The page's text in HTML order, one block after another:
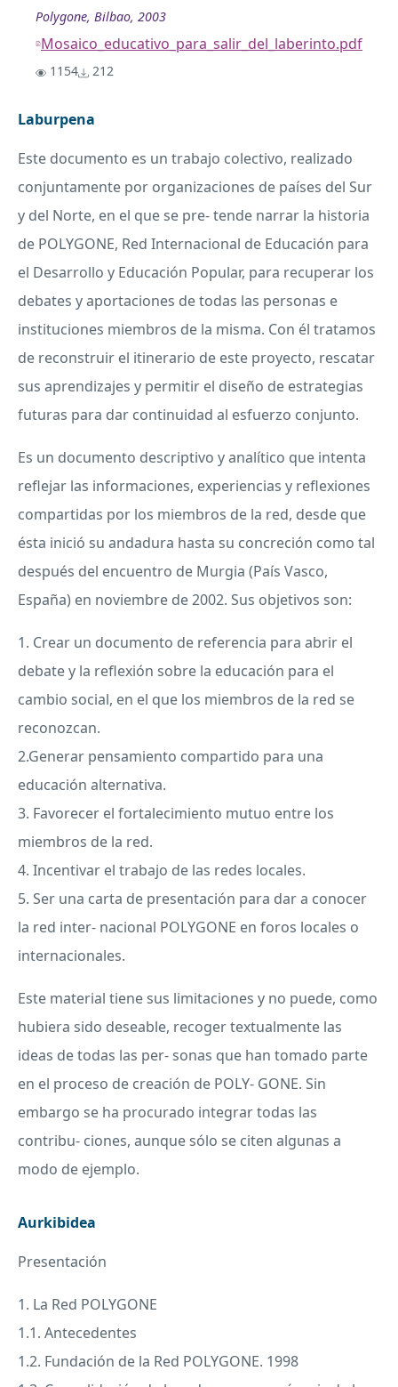
Polygone, Bilbao, 2003
Mosaico_educativo_para_salir_del_laberinto.pdf
1154 212
Laburpena
Este documento es un trabajo colectivo, realizado
conjuntamente por organizaciones de países del Sur
y del Norte, en el que se pre- tende narrar la historia
de POLYGONE, Red Internacional de Educación para
el Desarrollo y Educación Popular, para recuperar los
debates y aportaciones de todas las personas e
instituciones miembros de la misma. Con él tratamos
de reconstruir el itinerario de este proyecto, rescatar
sus aprendizajes y permitir el diseño de estrategias
futuras para dar continuidad al esfuerzo conjunto.
Es un documento descriptivo y analítico que intenta
reflejar las informaciones, experiencias y reflexiones
compartidas por los miembros de la red, desde que
ésta inició su andadura hasta su concreción como tal
después del encuentro de Murgia (País Vasco,
España) en noviembre de 2002. Sus objetivos son:
1. Crear un documento de referencia para abrir el
debate y la reflexión sobre la educación para el
cambio social, en el que los miembros de la red se
reconozcan.
2.Generar pensamiento compartido para una
educación alternativa.
3. Favorecer el fortalecimiento mutuo entre los
miembros de la red.
4. Incentivar el trabajo de las redes locales.
5. Ser una carta de presentación para dar a conocer
la red inter- nacional POLYGONE en foros locales o
internacionales.
Este material tiene sus limitaciones y no puede, como
hubiera sido deseable, recoger textualmente las
ideas de todas las per- sonas que han tomado parte
en el proceso de creación de POLY- GONE. Sin
embargo se ha procurado integrar todas las
contribu- ciones, aunque sólo se citen algunas a
modo de ejemplo.
Aurkibidea
Presentación
1. La Red POLYGONE
1.1. Antecedentes
1.2. Fundación de la Red POLYGONE. 1998